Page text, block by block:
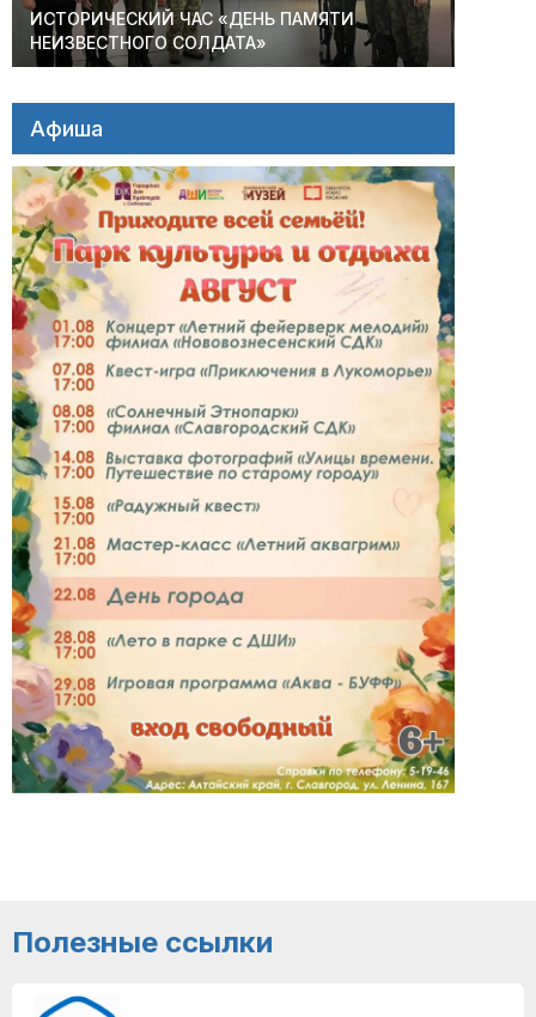
ИСТОРИЧЕСКИЙ ЧАС «ДЕНЬ ПАМЯТИ
НЕИЗВЕСТНОГО СОЛДАТА»
Афиша
Полезные ссылки